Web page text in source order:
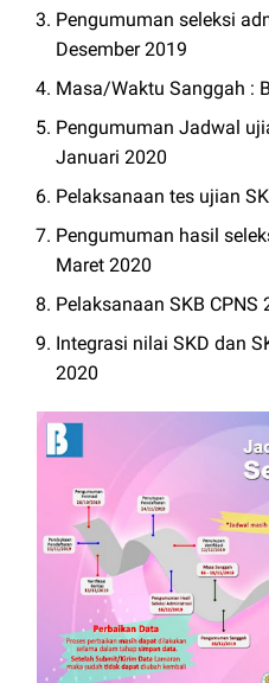
Pengumuman seleksi
Desember 2019
Masa/Waktu Sanggah :
Pengumuman Jadwal
Januari 2020
Pelaksanaan tes ujian
Pengumuman hasil
Maret 2020
Pelaksanaan SKB
Integrasi nilai SKD dan
2020